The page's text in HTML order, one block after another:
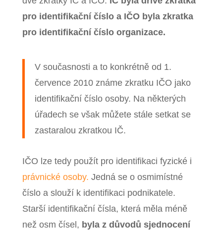
pro identifikační číslo a IČO byla zkratka
pro identifikační číslo organizace.
V současnosti a to konkrétně od 1.
července 2010 známe zkratku IČO jako
identifikační číslo osoby. Na některých
úřadech se však můžete stále setkat se
zastaralou zkratkou IČ.
IČO lze tedy použít pro identifikaci fyzické i
právnické osoby. Jedná se o osmimístné
číslo a slouží k identifikaci podnikatele.
Starší identifikační čísla, která měla méně
než osm čísel, byla z důvodů sjednocení